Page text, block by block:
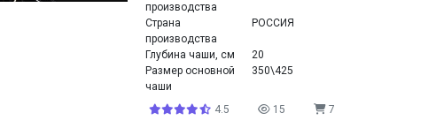
производства
Страна
производства
РОССИЯ
Глубина чаши, см
20
Размер основной
чаши
350\425
4.5 15 7